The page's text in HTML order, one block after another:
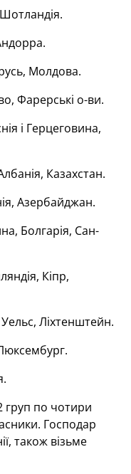
Молдова.
Фарерські о-ви.
і Герцеговина,
Казахстан.
Азербайджан.
Болгарія, Сан-
Кіпр,
Ліхтенштейн.
груп по чотири
Господар
також візьме